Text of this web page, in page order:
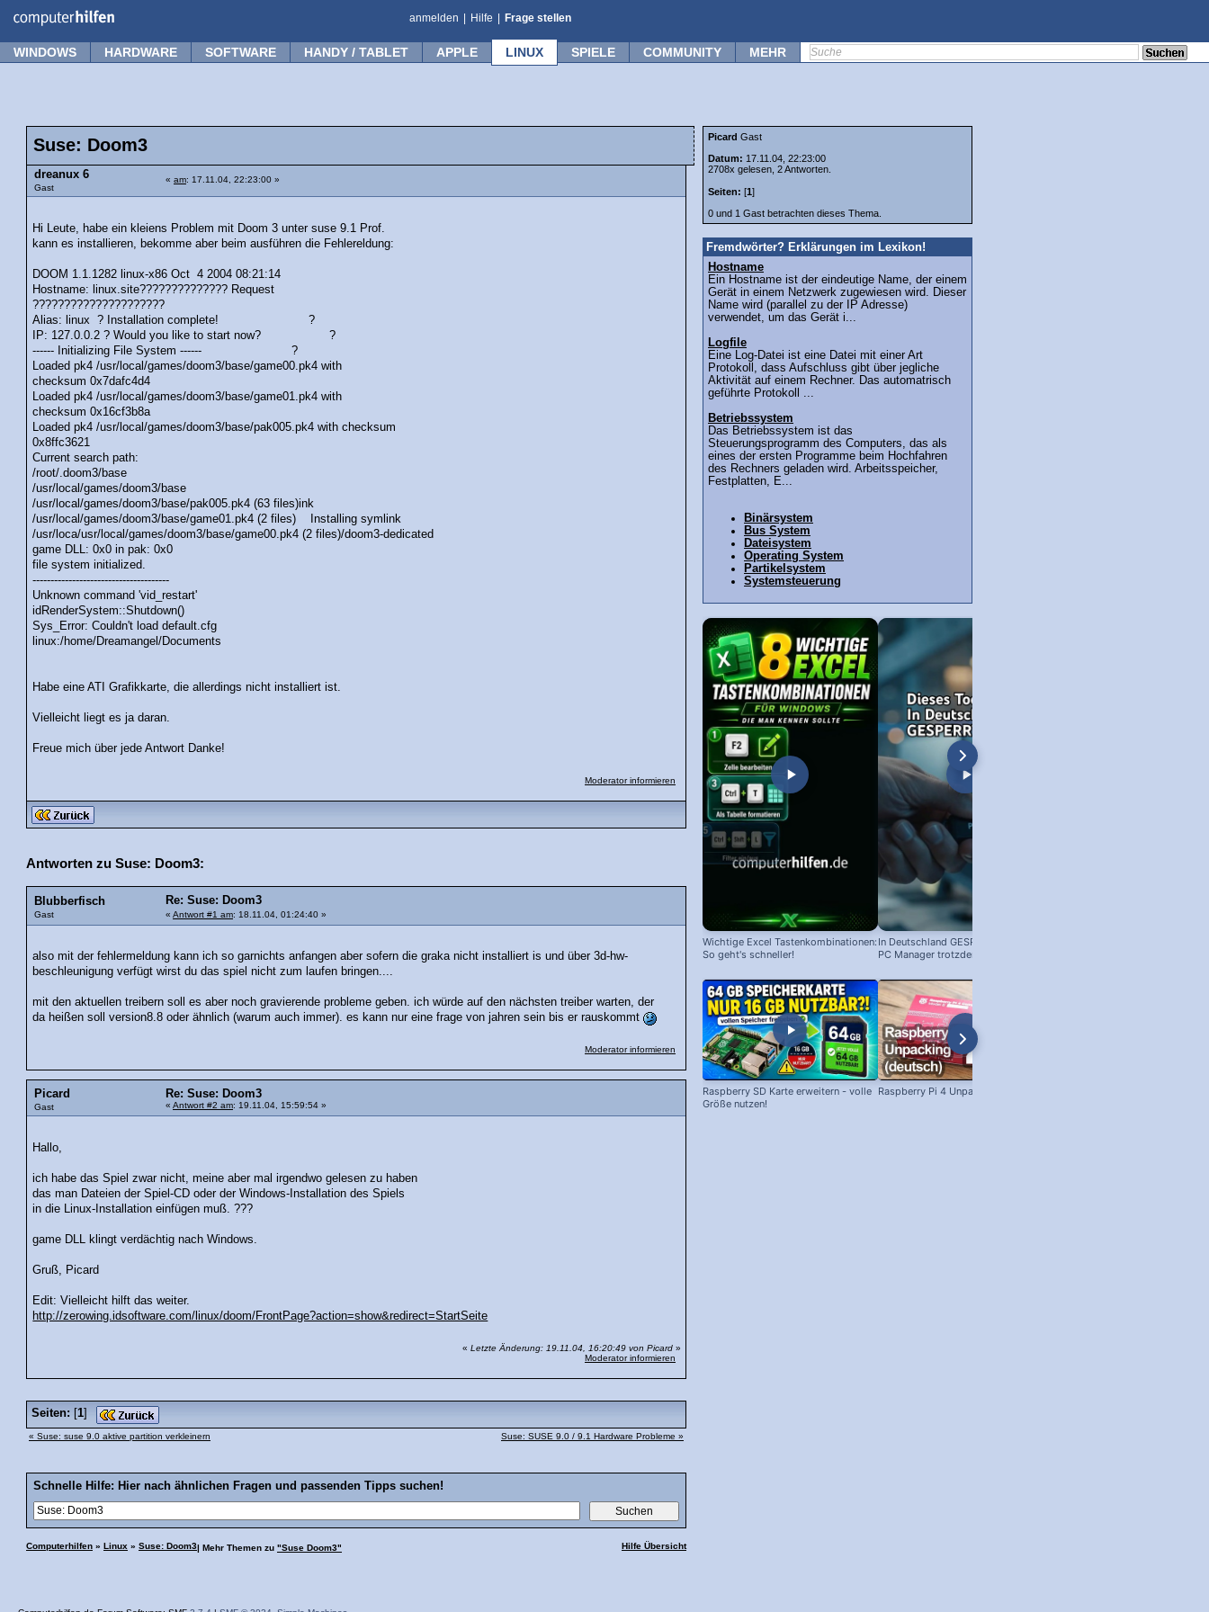
anmelden Hilfe Frage stellen
WINDOWS HARDWARE SOFTWARE HANDY / TABLET APPLE LINUX SPIELE COMMUNITY MEHR
Suse: Doom3
dreanux 6
Gast
« am: 17.11.04, 22:23:00 »
Hi Leute, habe ein kleiens Problem mit Doom 3 unter suse 9.1 Prof.
kann es installieren, bekomme aber beim ausführen die Fehlereldung:
DOOM 1.1.1282 linux-x86 Oct 4 2004 08:21:14
Hostname: linux.site?????????????? Request
?????????????????????
Alias: linux ? Installation complete! ?
IP: 127.0.0.2 ? Would you like to start now? ?
------ Initializing File System ------ ?
Loaded pk4 /usr/local/games/doom3/base/game00.pk4 with
checksum 0x7dafc4d4
Loaded pk4 /usr/local/games/doom3/base/game01.pk4 with
checksum 0x16cf3b8a
Loaded pk4 /usr/local/games/doom3/base/pak005.pk4 with checksum
0x8ffc3621
Current search path:
/root/.doom3/base
/usr/local/games/doom3/base
/usr/local/games/doom3/base/pak005.pk4 (63 files)ink
/usr/local/games/doom3/base/game01.pk4 (2 files) Installing symlink
/usr/loca/usr/local/games/doom3/base/game00.pk4 (2 files)/doom3-dedicated
game DLL: 0x0 in pak: 0x0
file system initialized.
--------------------------------------
Unknown command 'vid_restart'
idRenderSystem::Shutdown()
Sys_Error: Couldn't load default.cfg
linux:/home/Dreamangel/Documents
Habe eine ATI Grafikkarte, die allerdings nicht installiert ist.
Vielleicht liegt es ja daran.
Freue mich über jede Antwort Danke!
Moderator informieren
Antworten zu Suse: Doom3:
Blubberfisch
Gast
Re: Suse: Doom3
« Antwort #1 am: 18.11.04, 01:24:40 »
also mit der fehlermeldung kann ich so garnichts anfangen aber sofern die graka nicht installiert is und über 3d-hw-
beschleunigung verfügt wirst du das spiel nicht zum laufen bringen....
mit den aktuellen treibern soll es aber noch gravierende probleme geben. ich würde auf den nächsten treiber warten, der
da heißen soll version8.8 oder ähnlich (warum auch immer). es kann nur eine frage von jahren sein bis er rauskommt
Moderator informieren
Picard
Gast
Re: Suse: Doom3
« Antwort #2 am: 19.11.04, 15:59:54 »
Hallo,
ich habe das Spiel zwar nicht, meine aber mal irgendwo gelesen zu haben
das man Dateien der Spiel-CD oder der Windows-Installation des Spiels
in die Linux-Installation einfügen muß. ???
game DLL klingt verdächtig nach Windows.
Gruß, Picard
Edit: Vielleicht hilft das weiter.
http://zerowing.idsoftware.com/linux/doom/FrontPage?action=show&redirect=StartSeite
« Letzte Änderung: 19.11.04, 16:20:49 von Picard »
Moderator informieren
Seiten: [1]
« Suse: suse 9.0 aktive partition verkleinern Suse: SUSE 9.0 / 9.1 Hardware Probleme »
Schnelle Hilfe: Hier nach ähnlichen Fragen und passenden Tipps suchen!
Computerhilfen » Linux » Suse: Doom3 Hilfe Übersicht
| Mehr Themen zu "Suse Doom3"
Picard Gast
Datum: 17.11.04, 22:23:00
2708x gelesen, 2 Antworten.
Seiten: [1]
0 und 1 Gast betrachten dieses Thema.
Fremdwörter? Erklärungen im Lexikon!
Hostname
Ein Hostname ist der eindeutige Name, der einem
Gerät in einem Netzwerk zugewiesen wird. Dieser
Name wird (parallel zu der IP Adresse)
verwendet, um das Gerät i...
Logfile
Eine Log-Datei ist eine Datei mit einer Art
Protokoll, dass Aufschluss gibt über jegliche
Aktivität auf einem Rechner. Das automatrisch
geführte Protokoll ...
Betriebssystem
Das Betriebssystem ist das
Steuerungsprogramm des Computers, das als
eines der ersten Programme beim Hochfahren
des Rechners geladen wird. Arbeitsspeicher,
Festplatten, E...
Binärsystem
Bus System
Dateisystem
Operating System
Partikelsystem
Systemsteuerung
Wichtige Excel Tastenkombinationen:
So geht's schneller!
In Deutschland GESPERRT: Microsoft
PC Manager trotzdem installieren
Raspberry SD Karte erweitern - volle
Größe nutzen!
Raspberry Pi 4 Unpacking (deutsch)